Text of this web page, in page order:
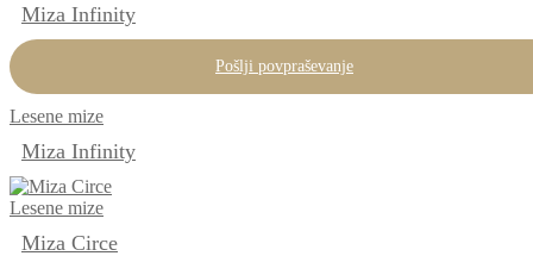
Miza Infinity
Pošlji povpraševanje
Lesene mize
Miza Infinity
Lesene mize
Miza Circe